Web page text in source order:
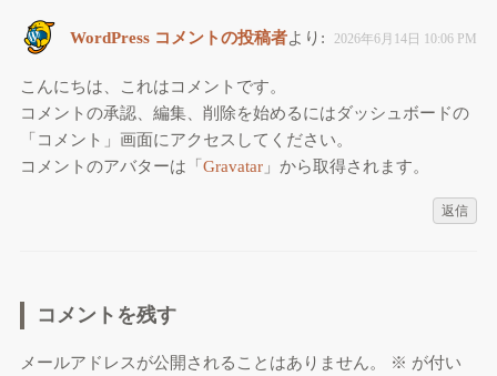
WordPress コメントの投稿者より: 2026年6月14日 10:06 PM
こんにちは、これはコメントです。
コメントの承認、編集、削除を始めるにはダッシュボードの
「コメント」画面にアクセスしてください。
コメントのアバターは「 Gravatar」から取得されます。
返信
コメントを残す
メールアドレスが公開されることはありません。 ※ が付い